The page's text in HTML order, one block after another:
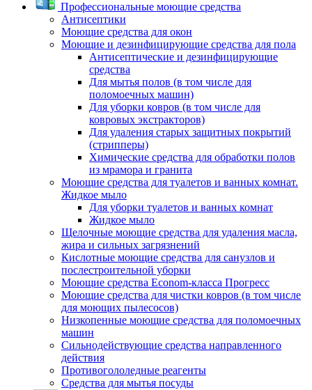
Профессиональные моющие средства
Антисептики
Моющие средства для окон
Моющие и дезинфицирующие средства для пола
Антисептические и дезинфицирующие
средства
Для мытья полов (в том числе для
поломоечных машин)
Для уборки ковров (в том числе для
ковровых экстракторов)
Для удаления старых защитных покрытий
(стрипперы)
Химические средства для обработки полов
из мрамора и гранита
Моющие средства для туалетов и ванных комнат.
Жидкое мыло
Для уборки туалетов и ванных комнат
Жидкое мыло
Щелочные моющие средства для удаления масла,
жира и сильных загрязнений
Кислотные моющие средства для санузлов и
послестроительной уборки
Моющие средства Econom-класса Прогресс
Моющие средства для чистки ковров (в том числе
для моющих пылесосов)
Низкопенные моющие средства для поломоечных
машин
Сильнодействующие средства направленного
действия
Противогололедные реагенты
Средства для мытья посуды